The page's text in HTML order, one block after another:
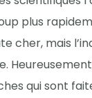
plus
cher, mais
qui sont